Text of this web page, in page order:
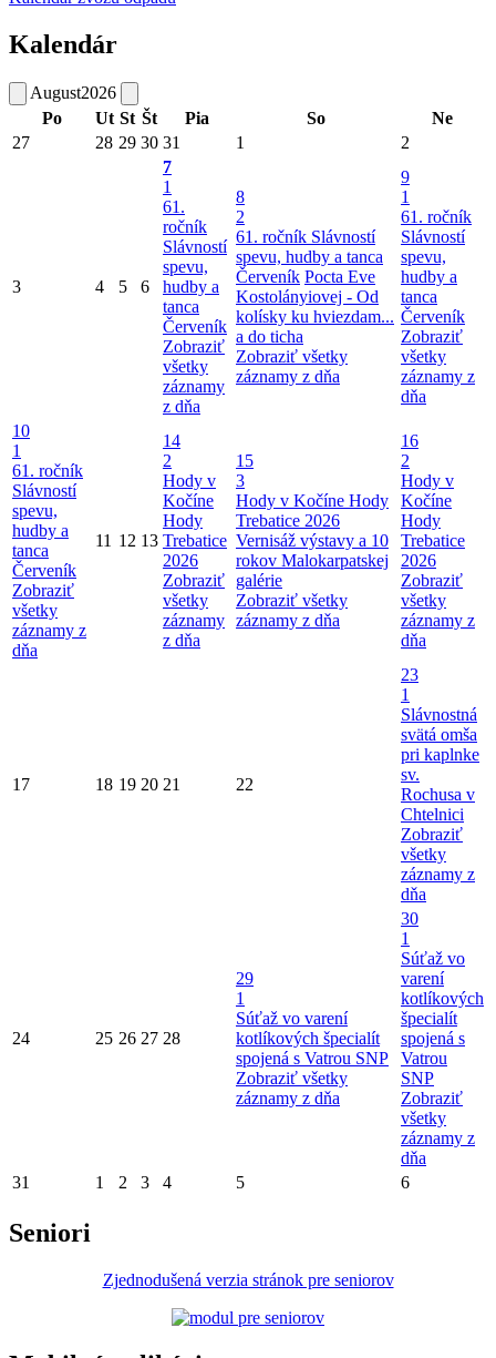
Kalendár
August2026
Po
Ut St Št Pia So
Ne
27
28 29 30 31 1 2
3 4 5 6
7
1
61.
ročník
Slávností
spevu,
hudby a
tanca
Červeník
Zobraziť
všetky
záznamy
z dňa
8
2
61. ročník Slávností
spevu, hudby a tanca
Červeník Pocta Eve
Kostolányiovej - Od
kolísky ku hviezdam...
a do ticha
Zobraziť všetky
záznamy z dňa
9
1
61. ročník
Slávností
spevu,
hudby a
tanca
Červeník
Zobraziť
všetky
záznamy z
dňa
10
1
61. ročník
Slávností
spevu,
hudby a
tanca
Červeník
Zobraziť
všetky
záznamy z
dňa
11 12 13
14
2
Hody v
Kočíne
Hody
Trebatice
2026
Zobraziť
všetky
záznamy
z dňa
15
3
Hody v Kočíne Hody
Trebatice 2026
Vernisáž výstavy a 10
rokov Malokarpatskej
galérie
Zobraziť všetky
záznamy z dňa
16
2
Hody v
Kočíne
Hody
Trebatice
2026
Zobraziť
všetky
záznamy z
dňa
17 18 19 20 21 22
23
1
Slávnostná
svätá omša
pri kaplnke
sv.
Rochusa v
Chtelnici
Zobraziť
všetky
záznamy z
dňa
24 25 26 27 28
29
1
Súťaž vo varení
kotlíkových špecialít
spojená s Vatrou SNP
Zobraziť všetky
záznamy z dňa
30
1
Súťaž vo
varení
kotlíkových
špecialít
spojená s
Vatrou
SNP
Zobraziť
všetky
záznamy z
dňa
31
1 2 3 4 5 6
Seniori
Zjednodušená verzia stránok pre seniorov